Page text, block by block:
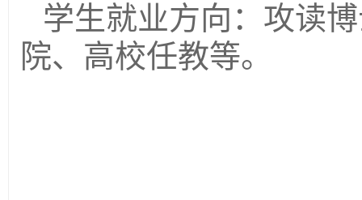
学生就业方向：攻读
院、高校任教等。